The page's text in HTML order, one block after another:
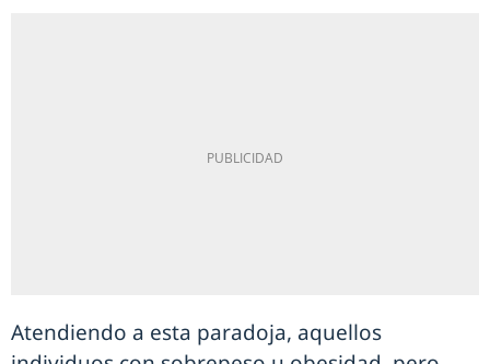
Atendiendo a esta paradoja, aquellos